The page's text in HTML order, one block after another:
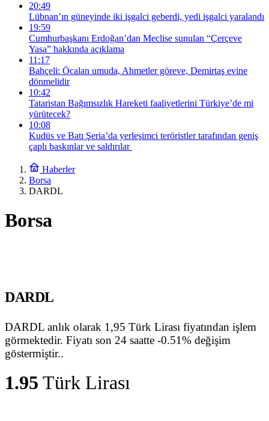
20:49
Lübnan’ın güneyinde iki işgalci geberdi, yedi işgalci yaralandı
19:59
Cumhurbaşkanı Erdoğan’dan Meclise sunulan “Çerçeve
Yasa” hakkında açıklama
11:17
Bahçeli: Öcalan umuda, Ahmetler göreve, Demirtaş evine
dönmelidir
10:42
Tataristan Bağımsızlık Hareketi faaliyetlerini Türkiye’de mi
yürütecek?
10:08
Kudüs ve Batı Şeria’da yerleşimci teröristler tarafından geniş
çaplı baskınlar ve saldırılar
Haberler
Borsa
DARDL
Borsa
DARDL
DARDL anlık olarak 1,95 Türk Lirası fiyatından işlem
görmektedir. Fiyatı son 24 saatte -0.51% değişim
göstermiştir..
1.95 Türk Lirası